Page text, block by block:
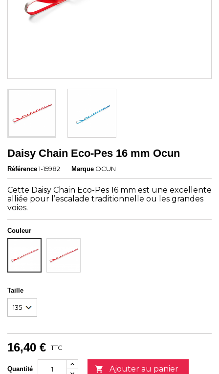
Daisy Chain Eco-Pes 16 mm Ocun
Référence 1-15982 Marque OCUN
Cette Daisy Chain Eco-Pes 16 mm est une excellente
alliée pour l’escalade traditionnelle ou les grandes
voies.
Couleur
Taille
16,40 € TTC
Quantité  Ajouter au panier